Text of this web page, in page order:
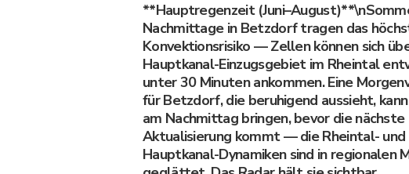
**Hauptregenzeit
Nachmittage in Betzdorf tragen das
Konvektionsrisiko — Zellen können sich
Hauptkanal-Einzugsgebiet im Rheintal
unter 30 Minuten ankommen. Eine
für Betzdorf, die beruhigend aussieht,
am Nachmittag bringen, bevor die nächste
Aktualisierung kommt — die Rheintal- und
Hauptkanal-Dynamiken sind in regionalen